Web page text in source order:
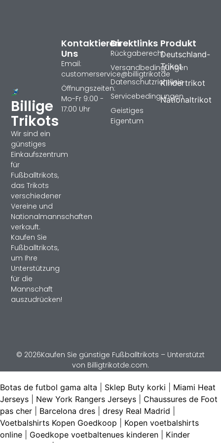
Billige
Trikots
Wir sind ein
günstiges
Einkaufszentrum
für
Fußballtrikots,
das Trikots
verschiedener
Vereine und
Nationalmannschaften
verkauft.
Kaufen Sie
Fußballtrikots,
um Ihre
Unterstützung
für die
Mannschaft
auszudrücken!
Produkt
Deutschland-
Trikot
Kindertrikot
Nationaltrikot
Direktlinks
Rückgaberecht
Versandbedingungen
Datenschutzrichtlinie
Servicebedingungen
Geistiges
Eigentum
Kontaktieren
Uns
Email:
customerservice@billigtrikotde
Öffnungszeiten:
Mo-Fr 9:00 -
17:00 Uhr
© 2026Kaufen Sie günstige Fußballtrikots – Unterstützt
von Billigtrikotde.com.
Botas de futbol gama alta Sklep Buty korki
Miami Heat
Jerseys
New York Rangers Jerseys
Chaussures de Foot
pas cher
Barcelona dres dresy Real Madrid
Voetbalshirts Kopen Goedkoop
Kopen voetbalshirts
online
Goedkope voetbaltenues kinderen
Kinder